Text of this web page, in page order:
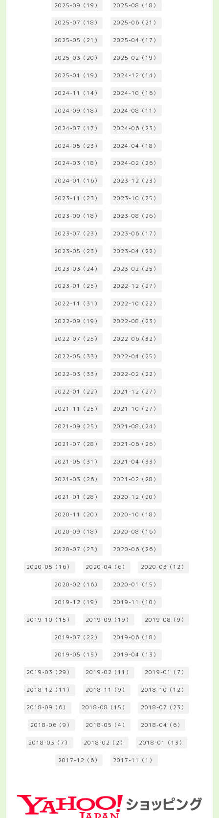
2025-09（19） 2025-08（18）
2025-07（18） 2025-06（21）
2025-05（21） 2025-04（17）
2025-03（20） 2025-02（19）
2025-01（19） 2024-12（14）
2024-11（14） 2024-10（16）
2024-09（18） 2024-08（11）
2024-07（17） 2024-06（23）
2024-05（23） 2024-04（18）
2024-03（18） 2024-02（26）
2024-01（16） 2023-12（23）
2023-11（23） 2023-10（25）
2023-09（18） 2023-08（26）
2023-07（23） 2023-06（17）
2023-05（23） 2023-04（22）
2023-03（24） 2023-02（25）
2023-01（25） 2022-12（27）
2022-11（31） 2022-10（22）
2022-09（19） 2022-08（23）
2022-07（25） 2022-06（32）
2022-05（33） 2022-04（25）
2022-03（33） 2022-02（22）
2022-01（22） 2021-12（27）
2021-11（25） 2021-10（27）
2021-09（25） 2021-08（24）
2021-07（28） 2021-06（26）
2021-05（31） 2021-04（33）
2021-03（26） 2021-02（28）
2021-01（28） 2020-12（20）
2020-11（20） 2020-10（18）
2020-09（18） 2020-08（16）
2020-07（23） 2020-06（26）
2020-05（16） 2020-04（6） 2020-03（12）
2020-02（16） 2020-01（15）
2019-12（19） 2019-11（10）
2019-10（15） 2019-09（19） 2019-08（9）
2019-07（22） 2019-06（18）
2019-05（15） 2019-04（13）
2019-03（29） 2019-02（11） 2019-01（7）
2018-12（11） 2018-11（9） 2018-10（12）
2018-09（6） 2018-08（15） 2018-07（23）
2018-06（9） 2018-05（4） 2018-04（6）
2018-03（7） 2018-02（2） 2018-01（13）
2017-12（6） 2017-11（1）